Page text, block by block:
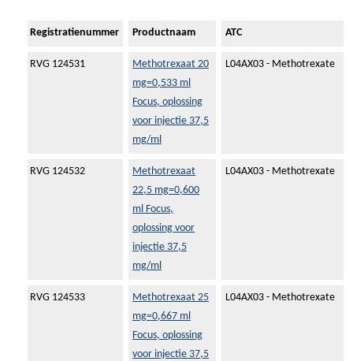
Registratienummer Productnaam ATC
RVG 124531
Methotrexaat 20
mg=0,533 ml
Focus, oplossing
voor injectie 37,5
mg/ml
L04AX03 - Methotrexate
RVG 124532
Methotrexaat
22,5 mg=0,600
ml Focus,
oplossing voor
injectie 37,5
mg/ml
L04AX03 - Methotrexate
RVG 124533
Methotrexaat 25
mg=0,667 ml
Focus, oplossing
voor injectie 37,5
L04AX03 - Methotrexate